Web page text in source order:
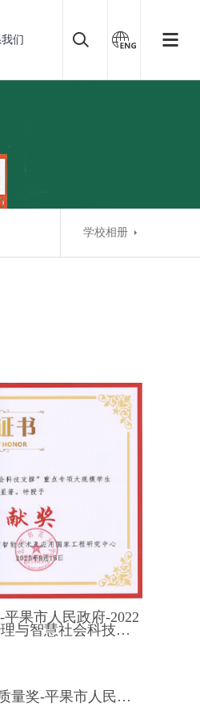
们
学校相册
（3）2022-2023年“社会治理与智慧社会科技支撑”重点专项“大规模学生跨学段成长跟踪研究项目”突出贡献奖
果市人民政府-2022
2022年初中教育工作教学质量奖-平果市人民政府-2022